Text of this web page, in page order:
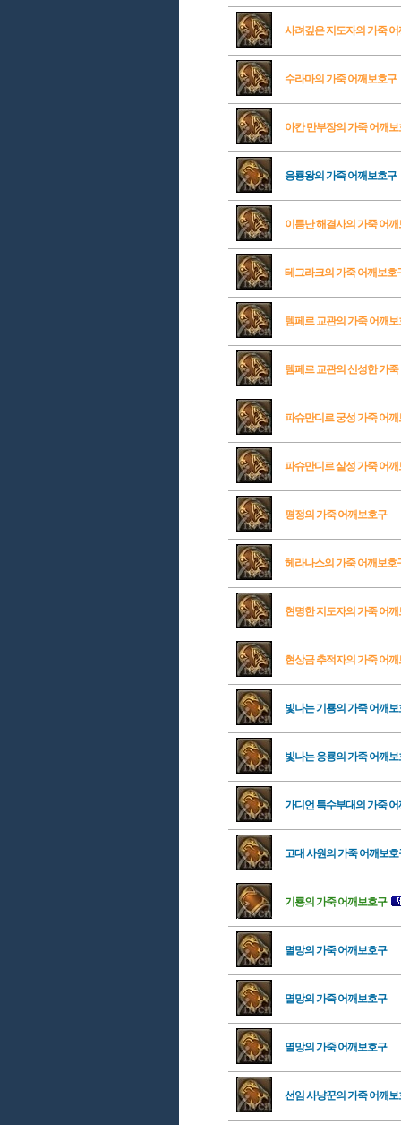
사려깊은 지도자의 가죽
수라마의 가죽 어깨보호구
아칸 만부장의 가죽 어깨보
응룡왕의 가죽 어깨보호구
이름난 해결사의 가죽 어
테그라크의 가죽 어깨보호
템페르 교관의 가죽 어깨보
템페르 교관의 신성한 가
파슈만디르 궁성 가죽 어
파슈만디르 살성 가죽 어
평정의 가죽 어깨보호구
헤라나스의 가죽 어깨보호
현명한 지도자의 가죽 어
현상금 추적자의 가죽 어
빛나는 기룡의 가죽 어깨보
빛나는 응룡의 가죽 어깨보
가디언 특수부대의 가죽
고대 사원의 가죽 어깨보호
기룡의 가죽 어깨보호구
멸망의 가죽 어깨보호구
멸망의 가죽 어깨보호구
멸망의 가죽 어깨보호구
선임 사냥꾼의 가죽 어깨보